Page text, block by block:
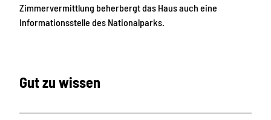
Zimmervermittlung beherbergt das Haus auch eine
Informationsstelle des Nationalparks.
Gut zu wissen